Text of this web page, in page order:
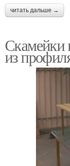
читать дальше →
Скамейки
из